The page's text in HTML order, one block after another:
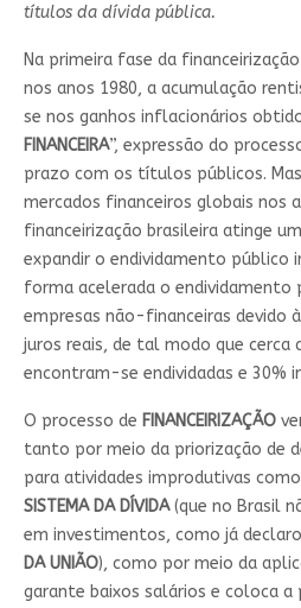
títulos da dívida pública.
Na primeira fase da
nos anos 1980, a acumulação
se nos ganhos inflacionários
FINANCEIRA”, expressão do
prazo com os títulos públicos.
mercados financeiros globais nos
financeirização brasileira atinge
expandir o endividamento público
forma acelerada o endividamento
empresas não-financeiras devido
juros reais, de tal modo que cerca
encontram-se endividadas e 30%
O processo de FINANCEIRIZAÇÃO
tanto por meio da priorização de
para atividades improdutivas
SISTEMA DA DÍVIDA(que no Brasil
em investimentos, como já
DA UNIÃO), como por meio da
garante baixos salários e coloca a